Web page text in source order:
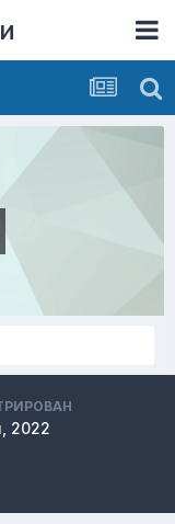
2022